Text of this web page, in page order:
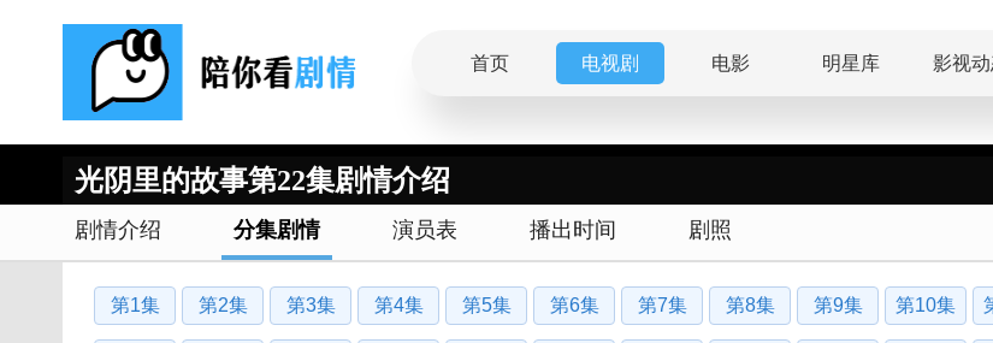
首页 电视剧 电影 明星库 影视
光阴里的故事第22集剧情介绍
剧情介绍 分集剧情 演员表 播出时间 剧照
第1集 第2集 第3集 第4集 第5集 第6集 第7集 第8集 第9集 第10集